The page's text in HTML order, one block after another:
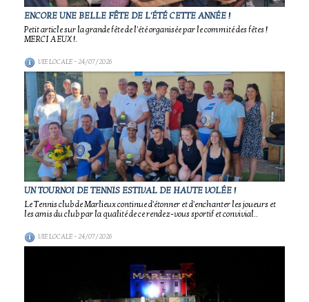
ENCORE UNE BELLE FÊTE DE L'ÉTÉ CETTE ANNÉE !
Petit article sur la grande fête de l'été organisée par le commité des fêtes !
MERCI A EUX !.
VIE LOCALE- 24/07/2026
UN TOURNOI DE TENNIS ESTIVAL DE HAUTE VOLÉE !
Le Tennis club de Marlieux continue d'étonner et d'enchanter les joueurs et
les amis du club par la qualité de ce rendez-vous sportif et convivial..
VIE LOCALE- 24/07/2026